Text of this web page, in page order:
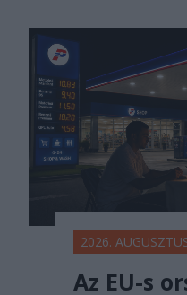
2026.
Az EU-s